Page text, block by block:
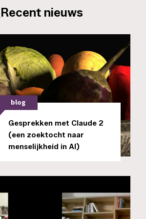
_Recent nieuws
blog
Gesprekken met Claude 2
(een zoektocht naar
menselijkheid in AI)